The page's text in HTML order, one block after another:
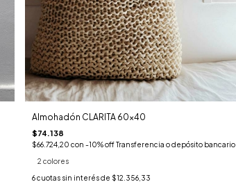
Almohadón CLARITA 60x40
$74.138
$66.724,20 con -10% off Transferencia o depósito bancario
2 colores
6cuotas sin interés de $12.356,33